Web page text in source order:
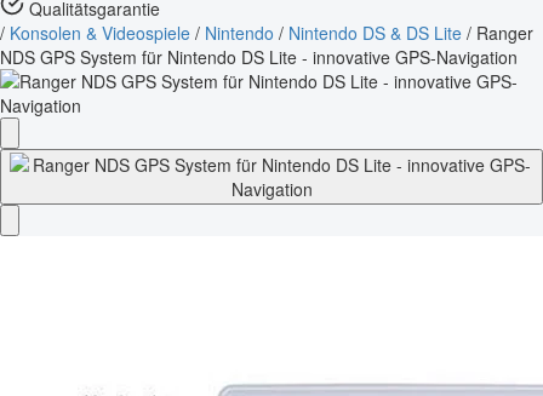
Qualitätsgarantie
/ Konsolen & Videospiele / Nintendo / Nintendo DS & DS Lite / Ranger
NDS GPS System für Nintendo DS Lite - innovative GPS-Navigation